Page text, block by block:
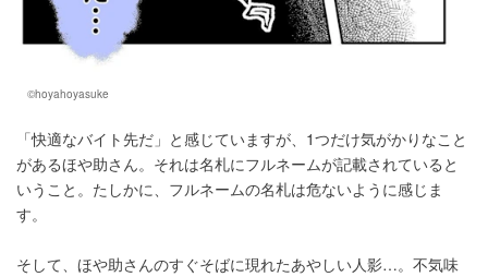
©hoyahoyasuke
「快適なバイト先だ」と感じていますが、1つだけ気がかりなこと
があるほや助さん。それは名札にフルネームが記載されていると
いうこと。たしかに、フルネームの名札は危ないように感じま
す。
そして、ほや助さんのすぐそばに現れたあやしい人影…。不気味